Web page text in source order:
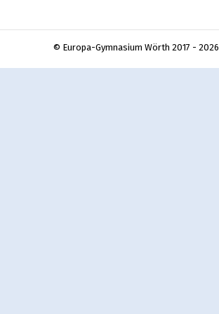
© Europa-Gymnasium Wörth 2017 - 2026